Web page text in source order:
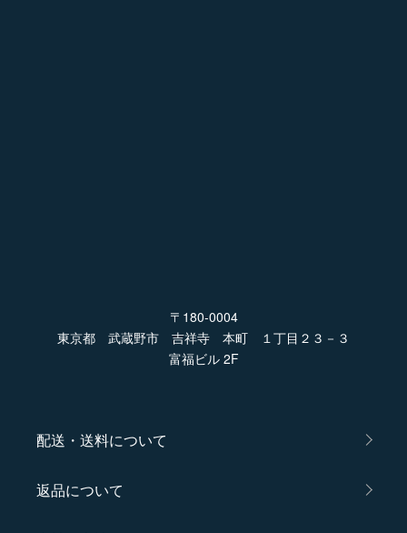
〒180-0004
東京都 武蔵野市 吉祥寺 本町 １丁目２３－３
富福ビル 2F
配送・送料について
返品について